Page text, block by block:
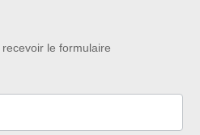
le formulaire